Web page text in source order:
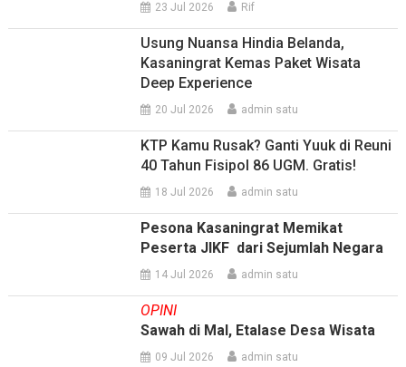
23 Jul 2026 Rif
Usung Nuansa Hindia Belanda,
Kasaningrat Kemas Paket Wisata
Deep Experience
20 Jul 2026 admin satu
KTP Kamu Rusak? Ganti Yuuk di Reuni
40 Tahun Fisipol 86 UGM. Gratis!
18 Jul 2026 admin satu
Pesona Kasaningrat Memikat
Peserta JIKF dari Sejumlah Negara
14 Jul 2026 admin satu
OPINI
Sawah di Mal, Etalase Desa Wisata
09 Jul 2026 admin satu